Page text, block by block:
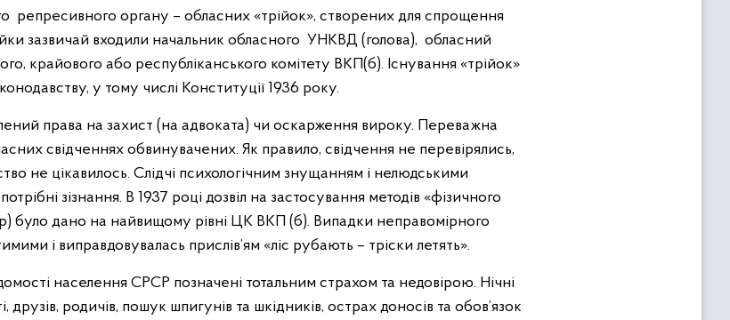
репресивного органу – обласних «трійок», створених для спрощення
зазвичай входили начальник обласного УНКВД (голова), обласний
крайового або республіканського комітету ВКП(б). Існування «трійок»
у тому числі Конституції 1936 року.
права на захист (на адвоката) чи оскарження вироку. Переважна
свідченнях обвинувачених. Як правило, свідчення не перевірялись,
не цікавилось. Слідчі психологічним знущанням і нелюдськими
зізнання. В 1937 році дозвіл на застосування методів «фізичного
було дано на найвищому рівні ЦК ВКП (б). Випадки неправомірного
і виправдовувалась прислів’ям «ліс рубають – тріски летять».
населення СРСР позначені тотальним страхом та недовірою. Нічні
друзів, родичів, пошук шпигунів та шкідників, острах доносів та обов’язок